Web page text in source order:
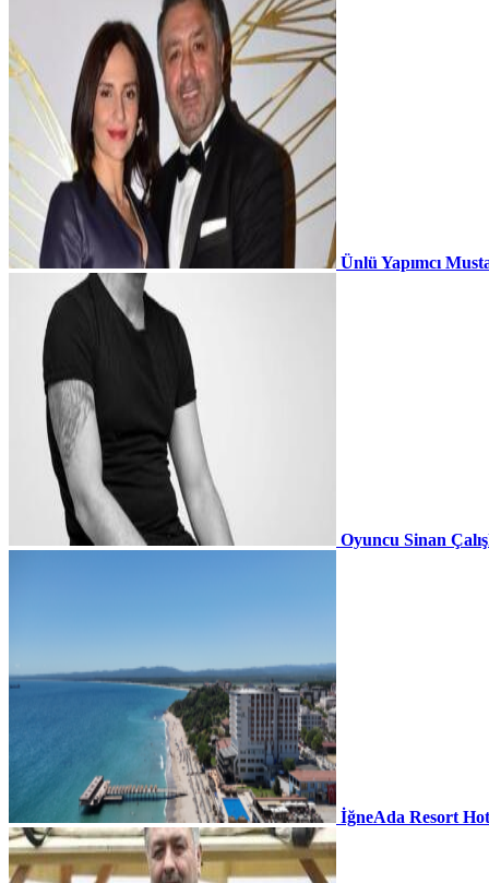
Ünlü Yapımcı
Oyuncu Sinan
İğneAda Resort